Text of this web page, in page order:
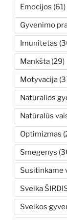
Emocijos (61)
Gyvenimo
Imunitetas
Mankšta (29)
Motyvacija
Natūralios
Natūralūs
Optimizmas
Smegenys
Susitinkame
Sveika
Sveikos